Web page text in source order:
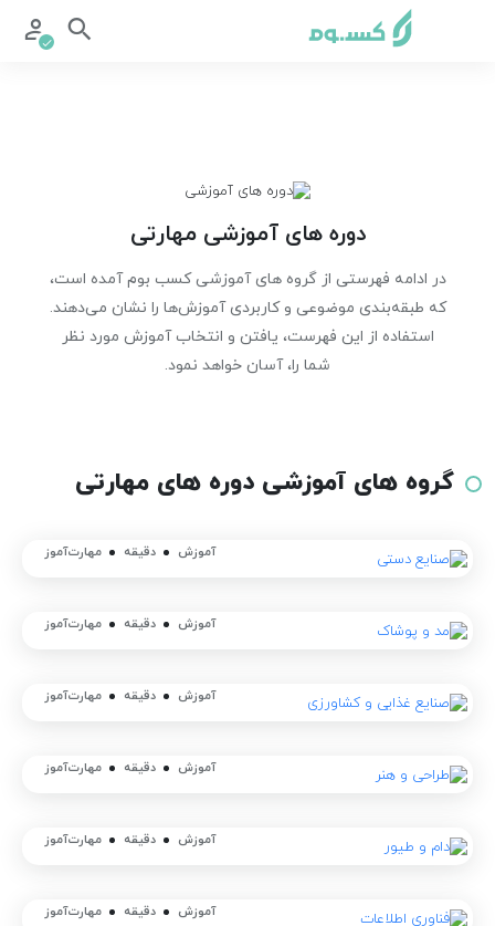
دوره های آموزشی مهارتی
در ادامه فهرستی از گروه های آموزشی کسب بوم آمده است،
که طبقه‌بندی موضوعی و کاربردی آموزش‌ها را نشان می‌دهند.
استفاده از این فهرست، یافتن و انتخاب آموزش مورد نظر
شما را، آسان خواهد نمود.
گروه های آموزشی دوره های مهارتی
آموزش دقیقه مهارت‌آموز
آموزش دقیقه مهارت‌آموز
آموزش دقیقه مهارت‌آموز
آموزش دقیقه مهارت‌آموز
آموزش دقیقه مهارت‌آموز
آموزش دقیقه مهارت‌آموز